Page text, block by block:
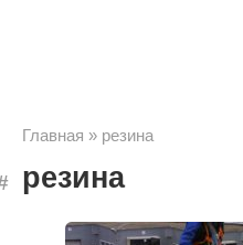
Главная » резина
резина